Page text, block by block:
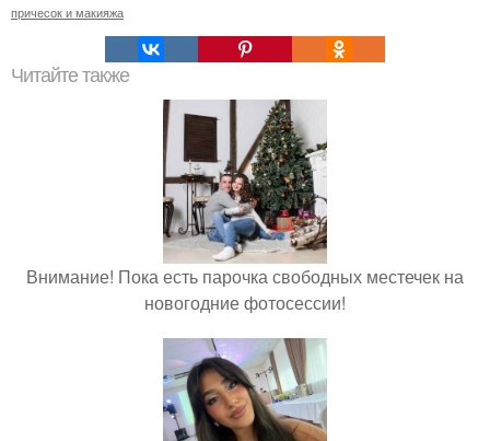
причесок и макияжа
Читайте также
Внимание! Пока есть парочка свободных местечек на
новогодние фотосессии!